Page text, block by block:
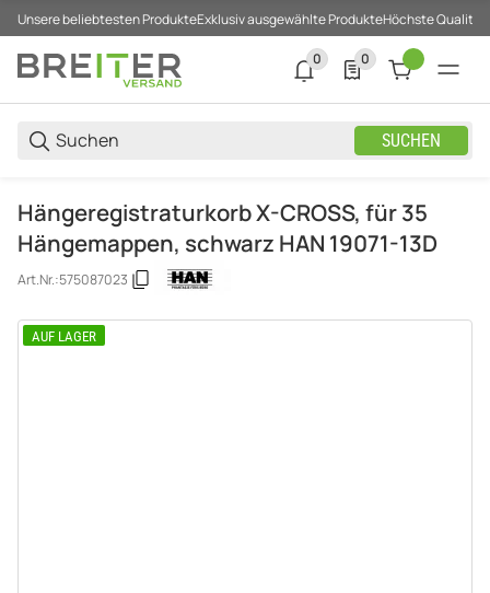
Unsere beliebtesten ProdukteExklusiv ausgewählte ProdukteHöchste Qualität
SUCHEN
0
0 neue Notifizierungen
0
0 Produkte in der
Hängeregistraturkorb X-CROSS, für 35
Hängemappen, schwarz HAN 19071-13D
Art.Nr.:575087023
AUF LAGER